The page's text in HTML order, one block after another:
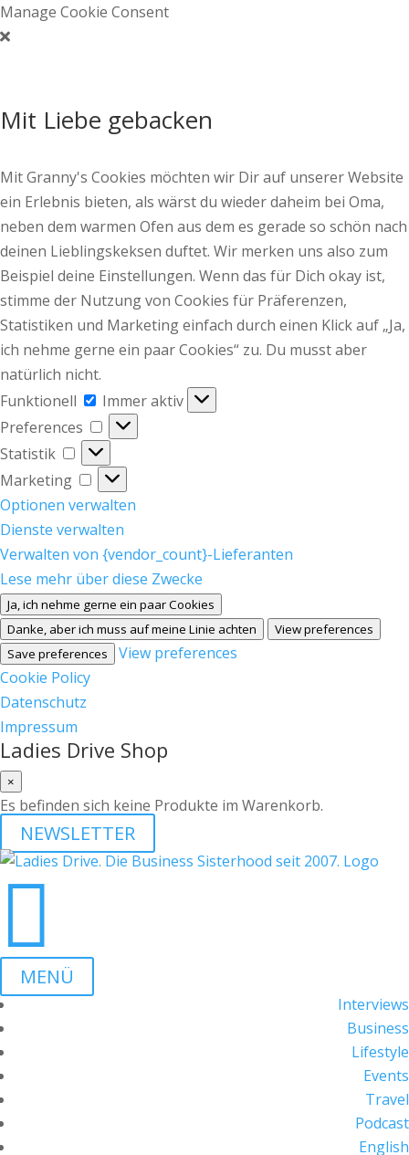
Manage Cookie Consent
Mit Liebe gebacken
Mit Granny's Cookies möchten wir Dir auf unserer Website
ein Erlebnis bieten, als wärst du wieder daheim bei Oma,
neben dem warmen Ofen aus dem es gerade so schön nach
deinen Lieblingskeksen duftet. Wir merken uns also zum
Beispiel deine Einstellungen. Wenn das für Dich okay ist,
stimme der Nutzung von Cookies für Präferenzen,
Statistiken und Marketing einfach durch einen Klick auf „Ja,
ich nehme gerne ein paar Cookies“ zu. Du musst aber
natürlich nicht.
Funktionell
Funktionell
Immer aktiv
Preferences
Preferences
Statistik
Statistik
Marketing
Marketing
Optionen verwalten
Dienste verwalten
Verwalten von {vendor_count}-Lieferanten
Lese mehr über diese Zwecke
Ja, ich nehme gerne ein paar Cookies
Danke, aber ich muss auf meine Linie achten
View preferences
Save preferences
View preferences
Cookie Policy
Datenschutz
Impressum
Ladies Drive Shop
×
Es befinden sich keine Produkte im Warenkorb.
NEWSLETTER

MENÜ
Interviews
Business
Lifestyle
Events
Travel
Podcast
English